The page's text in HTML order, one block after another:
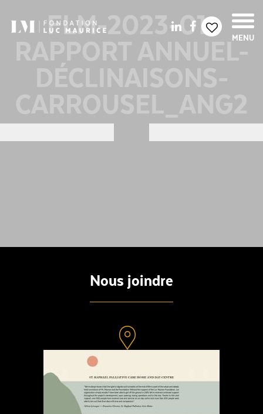
MENU
FLM-2023-01-
RAPPORT ANNUEL-
Nous joindre